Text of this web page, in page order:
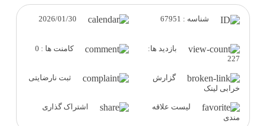
شناسه : 67951
بازدید ها:
227
کامنت ها : 0
گزارش
خرابی لینک
ثبت نارضایتی
لیست علاقه
مندی
اشتراک گذاری